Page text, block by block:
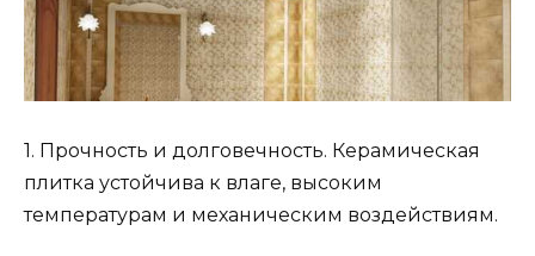
1. Прочность и долговечность. Керамическая
плитка устойчива к влаге, высоким
температурам и механическим воздействиям.